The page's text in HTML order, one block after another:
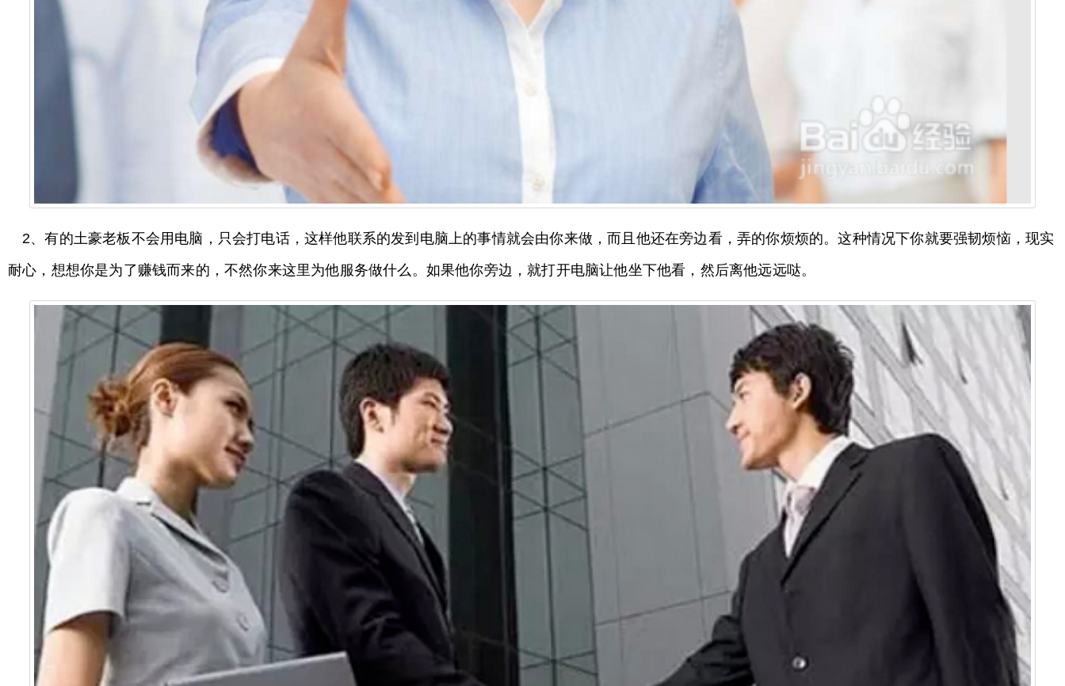
2、有的土豪老板不会用电脑，只会打电话，这样他联系的发到电脑上的事情就会由你来做，而且他还在旁边看，弄的你烦烦的。这种情况下你就要强韧烦恼，现实
耐心，想想你是为了赚钱而来的，不然你来这里为他服务做什么。如果他你旁边，就打开电脑让他坐下他看，然后离他远远哒。